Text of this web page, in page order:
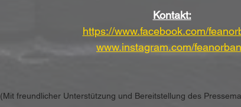
Kontakt:
https://www.facebook.com/
www.instagram.com/
(Mit freundlicher Unterstützung und Bereitstellung des